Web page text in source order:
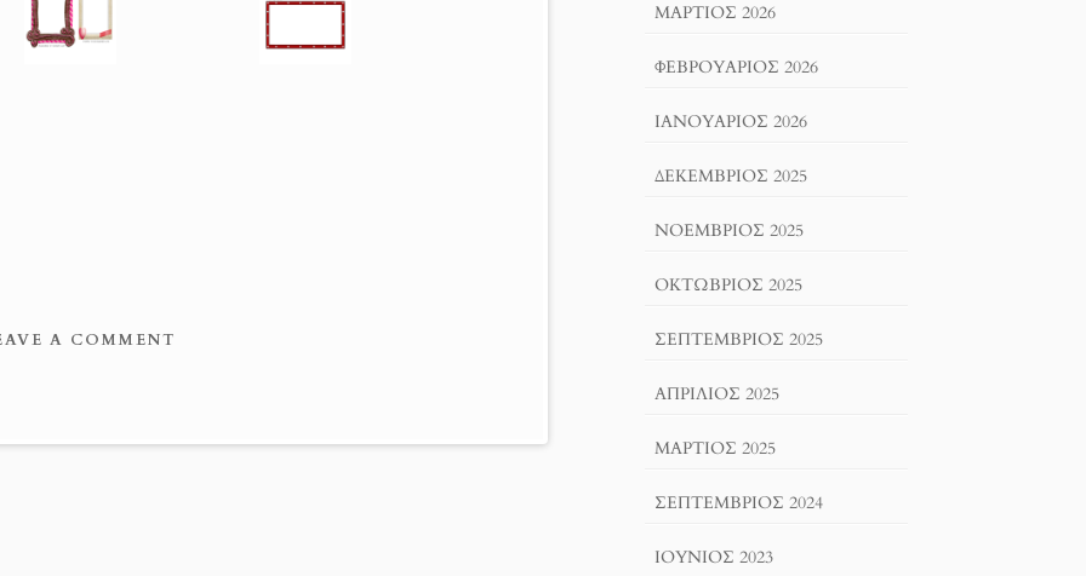
A COMMENT
ΜΆΡΤΙΟΣ 2026
ΦΕΒΡΟΥΆΡΙΟΣ 2026
ΙΑΝΟΥΆΡΙΟΣ 2026
ΔΕΚΈΜΒΡΙΟΣ 2025
ΝΟΈΜΒΡΙΟΣ 2025
ΟΚΤΏΒΡΙΟΣ 2025
ΣΕΠΤΈΜΒΡΙΟΣ 2025
ΑΠΡΊΛΙΟΣ 2025
ΜΆΡΤΙΟΣ 2025
ΣΕΠΤΈΜΒΡΙΟΣ 2024
ΙΟΎΝΙΟΣ 2023